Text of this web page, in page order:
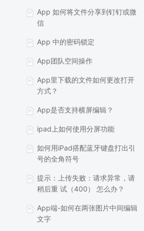
App 如何将文件分享到钉钉或微
信
App 中的密码锁定
App团队空间操作
App里下载的文件如何更改打开
方式？
App是否支持横屏编辑？
ipad上如何使用分屏功能
如何用iPad搭配蓝牙键盘打出引
号的全角符号
提示：上传失败：请求异常，请
稍后重 试（400） 怎么办？
App端-如何在两张图片中间编辑
文字